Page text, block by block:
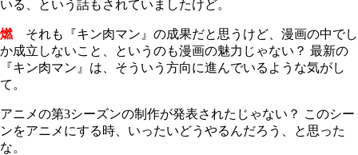
いる、という話もされていましたけど。
燃それも『キン肉マン』の成果だと思うけど、漫画の中でし
か成立しないこと、というのも漫画の魅力じゃない？ 最新の
『キン肉マン』は、そういう方向に進んでいるような気がし
て。
アニメの第3シーズンの制作が発表されたじゃない？ このシー
ンをアニメにする時、いったいどうやるんだろう、と思った
な。